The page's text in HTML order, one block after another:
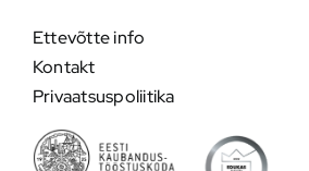
Ettevõtte info
Kontakt
Privaatsuspoliitika